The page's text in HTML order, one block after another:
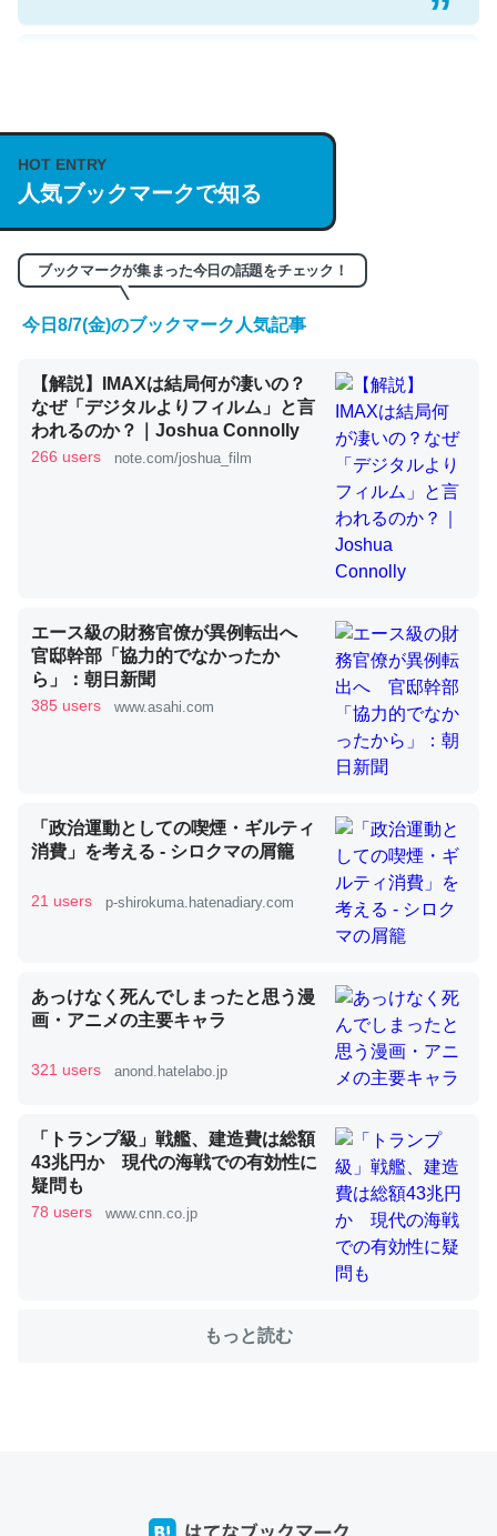
https://isobe324649.hatenablog.com/entry/2023/03/27
─GPTの仕組みと限界についての考察（１） - conceptualization
くらい。小説でいう「ずっと前の伏線」は回収されないけ
ど、短期記憶というには多い分量。進化すればするほど分
かりやすく強くなりそう
─GPTの仕組みと限界についての考察（１） - conceptualization
コオロギのカルシウム分はエビの600分の1程度。
─ニュース :: 【研究発表】昆虫学の大問題＝「昆虫はなぜ海にいな
いのか」に関する新仮説
論文では「淡水はカルシウムも酸素も不足してて両方に不
利だから両方が拮抗してるのでは」とあって面白い。海に
いる鋏角類（カブトガニ・ウミグモ）はカルシウムを使わ
ずキチンを強化してる筈だが、酵素が違うのか？
─ニュース :: 【研究発表】昆虫学の大問題＝「昆虫はなぜ海にいな
類は苦労してるんだな…。腹足類だと殻を無くしてナメク
ジになったり努力してるし。
─ニュース :: 【研究発表】昆虫学の大問題＝「昆虫はなぜ海にいな
ウチもEchoを実家に置いて４年。でたまに覗いてる。ぼ
HOT ENTRY
人気ブックマークで知る
ブックマークが集まった今日の話題をチェック！
今日8/7(金)のブックマーク人気記事
【解説】IMAXは結局何が凄いの？
なぜ「デジタルよりフィルム」と言
われるのか？｜Joshua Connolly
266 users note.com/joshua_film
エース級の財務官僚が異例転出へ
官邸幹部「協力的でなかったか
ら」：朝日新聞
385 users www.asahi.com
「政治運動としての喫煙・ギルティ
消費」を考える - シロクマの屑籠
21 users p-shirokuma.hatenadiary.com
あっけなく死んでしまったと思う漫
画・アニメの主要キャラ
321 users anond.hatelabo.jp
「トランプ級」戦艦、建造費は総額
43兆円か 現代の海戦での有効性に
疑問も
78 users www.cnn.co.jp
もっと読む